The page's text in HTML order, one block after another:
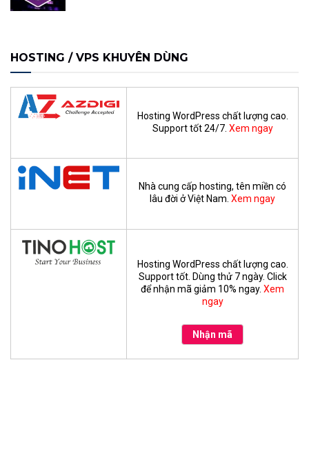
HOSTING / VPS KHUYÊN DÙNG
Hosting WordPress chất lượng cao.
Support tốt 24/7. Xem ngay
Nhà cung cấp hosting, tên miền có
lâu đời ở Việt Nam. Xem ngay
Hosting WordPress chất lượng cao.
Support tốt. Dùng thử 7 ngày. Click
để nhận mã giảm 10% ngay. Xem
ngay
Nhận mã